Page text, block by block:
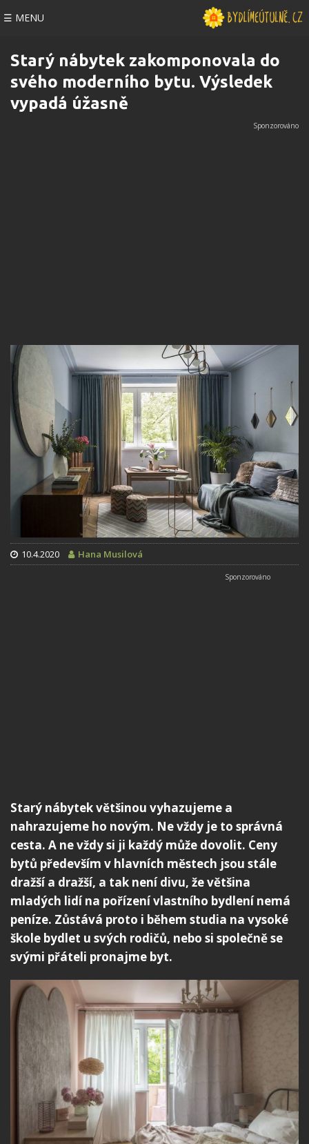
☰ MENU
Starý nábytek zakomponovala do
svého moderního bytu. Výsledek
vypadá úžasně
10.4.2020 Hana Musilová
Starý nábytek většinou vyhazujeme a
nahrazujeme ho novým. Ne vždy je to správná
cesta. A ne vždy si ji každý může dovolit. Ceny
bytů především v hlavních městech jsou stále
dražší a dražší, a tak není divu, že většina
mladých lidí na pořízení vlastního bydlení nemá
peníze. Zůstává proto i během studia na vysoké
škole bydlet u svých rodičů, nebo si společně se
svými přáteli pronajme byt.